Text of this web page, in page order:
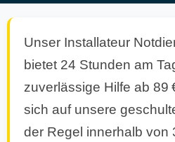
Unser Installateur
bietet 24 Stunden am
zuverlässige Hilfe ab 89
sich auf unsere
der Regel innerhalb von